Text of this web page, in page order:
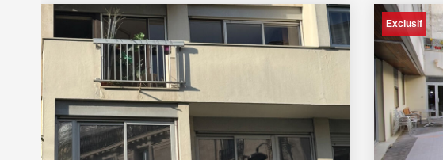
Exclusif